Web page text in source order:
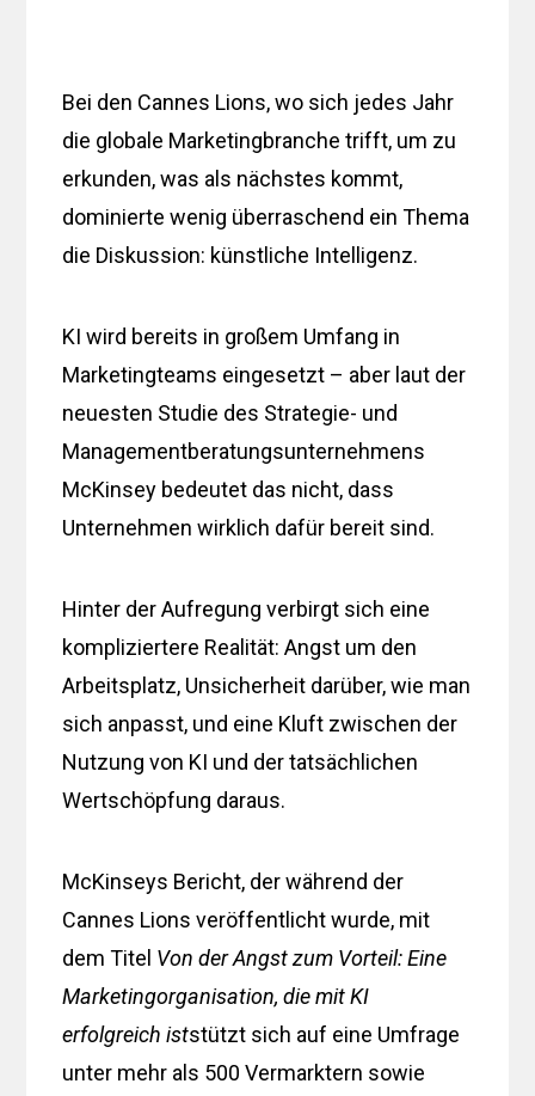
Bei den Cannes Lions, wo sich jedes Jahr
die globale Marketingbranche trifft, um zu
erkunden, was als nächstes kommt,
dominierte wenig überraschend ein Thema
die Diskussion: künstliche Intelligenz.
KI wird bereits in großem Umfang in
Marketingteams eingesetzt – aber laut der
neuesten Studie des Strategie- und
Managementberatungsunternehmens
McKinsey bedeutet das nicht, dass
Unternehmen wirklich dafür bereit sind.
Hinter der Aufregung verbirgt sich eine
kompliziertere Realität: Angst um den
Arbeitsplatz, Unsicherheit darüber, wie man
sich anpasst, und eine Kluft zwischen der
Nutzung von KI und der tatsächlichen
Wertschöpfung daraus.
McKinseys Bericht, der während der
Cannes Lions veröffentlicht wurde, mit
dem Titel Von der Angst zum Vorteil: Eine
Marketingorganisation, die mit KI
erfolgreich iststützt sich auf eine Umfrage
unter mehr als 500 Vermarktern sowie